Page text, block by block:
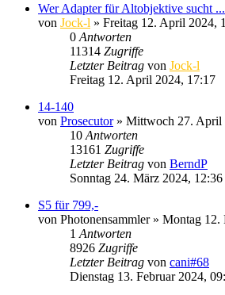
Wer Adapter für Altobjektive sucht ...
von Jock-l » Freitag 12. April 2024,
0 Antworten
11314 Zugriffe
Letzter Beitrag von Jock-l
Freitag 12. April 2024, 17:17
14-140
von Prosecutor» Mittwoch 27. April
10 Antworten
13161 Zugriffe
Letzter Beitrag von BerndP
Sonntag 24. März 2024, 12:36
S5 für 799,-
von Photonensammler» Montag 12.
1 Antworten
8926 Zugriffe
Letzter Beitrag von cani#68
Dienstag 13. Februar 2024,